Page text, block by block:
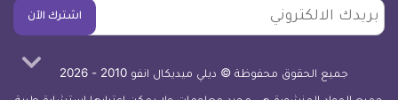
بريدك
الالكتروني
اشترك الآن
جميع الحقوق محفوظة © ديلي ميديكال انفو 2010 - 2026